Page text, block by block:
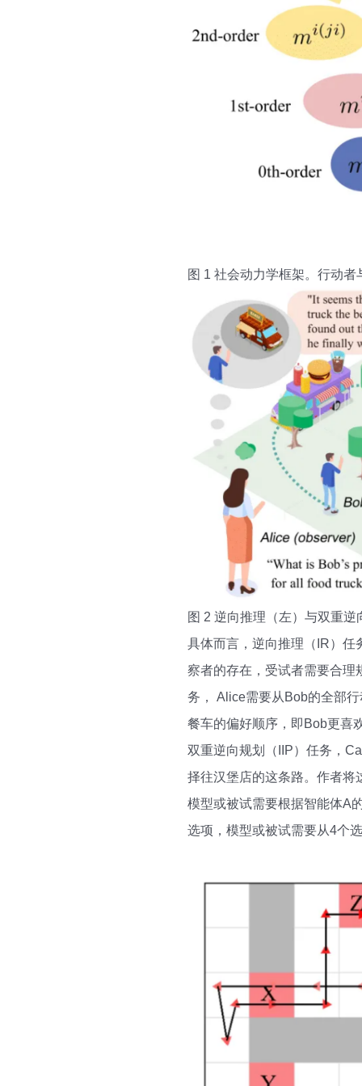
图 1 社会动力学框架。行动
图 2 逆向推理（左）与双重逆
具体而言，逆向推理（IR）任
察者的存在，受试者需要合理
务， Alice需要从Bob的全部
餐车的偏好顺序，即Bob更喜
双重逆向规划（IIP）任务，
择往汉堡店的这条路。作者将
模型或被试需要根据智能体A
选项，模型或被试需要从4个